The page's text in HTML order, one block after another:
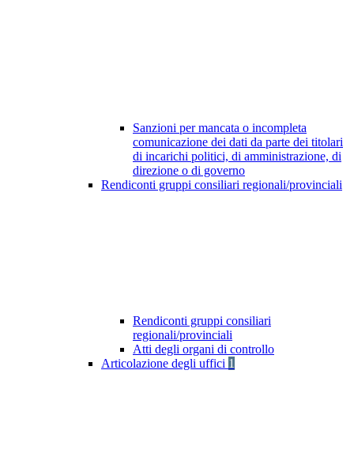
Sanzioni per mancata o incompleta
comunicazione dei dati da parte dei titolari
di incarichi politici, di amministrazione, di
direzione o di governo
Rendiconti gruppi consiliari regionali/provinciali
Rendiconti gruppi consiliari
regionali/provinciali
Atti degli organi di controllo
Articolazione degli uffici 1